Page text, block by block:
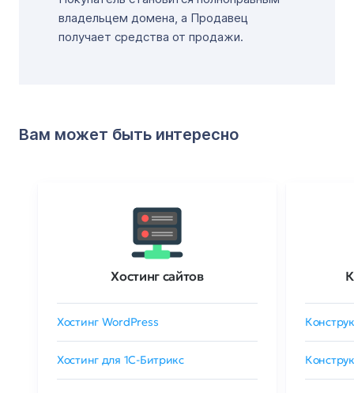
владельцем домена, а Продавец
получает средства от продажи.
Вам может быть интересно
Хостинг сайтов
Хостинг WordPress
Хостинг для 1C-Битрикс